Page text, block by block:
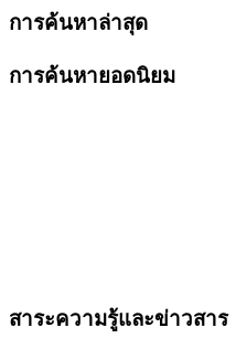
การค้นหาล่าสุด
การค้นหายอดนิยม
สาระความรู้และข่าวสาร